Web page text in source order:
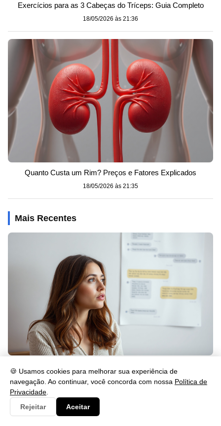
🍪 Usamos cookies para melhorar sua experiência de
navegação. Ao continuar, você concorda com nossa Política de
Privacidade
Rejeitar
Aceitar
Exercícios para as 3 Cabeças do Tríceps: Guia Completo
18/05/2026 às 21:36
Quanto Custa um Rim? Preços e Fatores Explicados
18/05/2026 às 21:35
Mais Recentes
Poderosas